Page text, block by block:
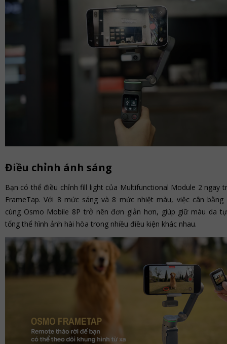
Điều chỉnh ánh sáng
Bạn có thể điều chỉnh fill light của Multifunctional Module 2 ngay
FrameTap. Với 8 mức sáng và 8 mức nhiệt màu, việc cân bằng
cùng Osmo Mobile 8P trở nên đơn giản hơn, giúp giữ màu da
tổng thể hình ảnh hài hòa trong nhiều điều kiện khác nhau.